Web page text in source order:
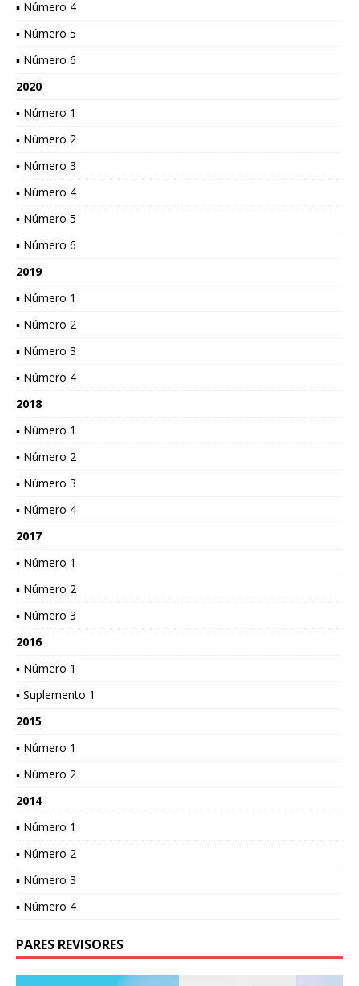
▪ Número 4
▪ Número 5
▪ Número 6
2020
▪ Número 1
▪ Número 2
▪ Número 3
▪ Número 4
▪ Número 5
▪ Número 6
2019
▪ Número 1
▪ Número 2
▪ Número 3
▪ Número 4
2018
▪ Número 1
▪ Número 2
▪ Número 3
▪ Número 4
2017
▪ Número 1
▪ Número 2
▪ Número 3
2016
▪ Número 1
▪ Suplemento 1
2015
▪ Número 1
▪ Número 2
2014
▪ Número 1
▪ Número 2
▪ Número 3
▪ Número 4
PARES REVISORES